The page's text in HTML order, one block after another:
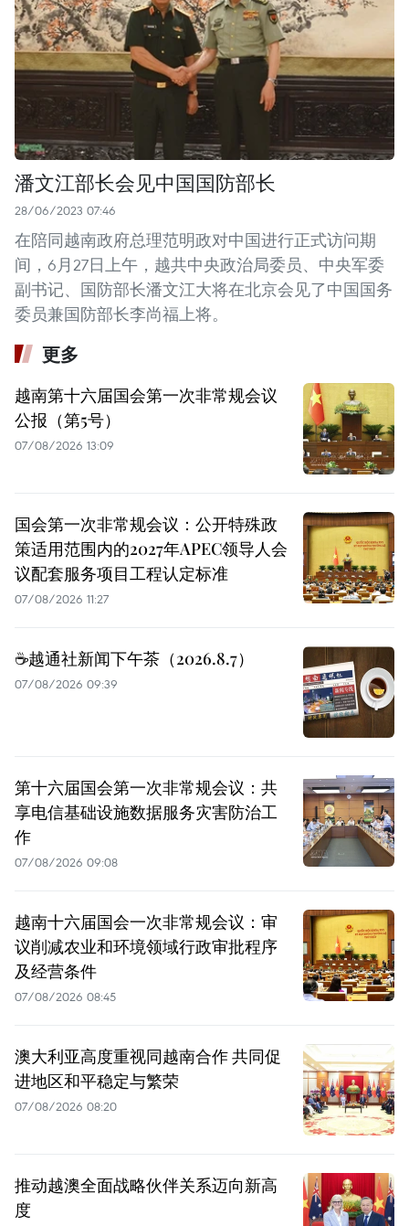
潘文江部长会见中国国防部长
28/06/2023 07:46
在陪同越南政府总理范明政对中国进行正式访问期
间，6月27日上午，越共中央政治局委员、中央军委
副书记、国防部长潘文江大将在北京会见了中国国务
委员兼国防部长李尚福上将。
更多
越南第十六届国会第一次非常规会议
公报（第5号）
07/08/2026 13:09
国会第一次非常规会议：公开特殊政
策适用范围内的2027年APEC领导人会
议配套服务项目工程认定标准
07/08/2026 11:27
☕️越通社新闻下午茶（2026.8.7）
07/08/2026 09:39
第十六届国会第一次非常规会议：共
享电信基础设施数据服务灾害防治工
作
07/08/2026 09:08
越南十六届国会一次非常规会议：审
议削减农业和环境领域行政审批程序
及经营条件
07/08/2026 08:45
澳大利亚高度重视同越南合作 共同促
进地区和平稳定与繁荣
07/08/2026 08:20
推动越澳全面战略伙伴关系迈向新高
度